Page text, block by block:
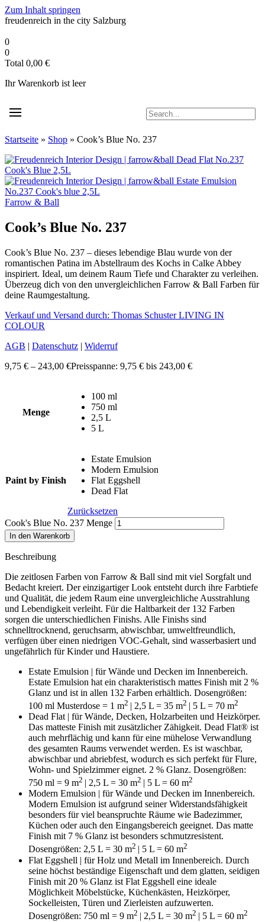
Zum Inhalt springen
freudenreich in the city Salzburg
0
0
Total 0,00 €
Ihr Warenkorb ist leer
Startseite » Shop » Cook’s Blue No. 237
Farrow & Ball
Cook’s Blue No. 237
Cook’s Blue No. 237 – dieses lebendige Blau wurde von der
romantischen Patina im Abstellraum des Kochs in Calke Abbey
inspiriert. Ideal, um deinem Raum Tiefe und Charakter zu verleihen.
Überzeug dich von den unvergleichlichen Farrow & Ball Farben für
deine Raumgestaltung.
Verkauf und Versand durch: Thomas Schuster LIVING IN
COLOUR
AGB | Datenschutz | Widerruf
9,75 € – 243,00 €Preisspanne: 9,75 € bis 243,00 €
Menge
100 ml
750 ml
2,5 L
5 L
Paint by Finish
Estate Emulsion
Modern Emulsion
Flat Eggshell
Dead Flat
Zurücksetzen
Cook's Blue No. 237 Menge
In den Warenkorb
Beschreibung
Die zeitlosen Farben von Farrow & Ball sind mit viel Sorgfalt und
Bedacht kreiert. Der einzigartiger Look entsteht durch ihre Farbtiefe
und Qualität, die jedem Raum eine unvergleichliche Ausstrahlung
und Lebendigkeit verleiht. Für die Haltbarkeit der 132 Farben
sorgen die unterschiedlichen Finishs. Alle Finishs sind
schnelltrocknend, geruchsarm, abwischbar, umweltfreundlich,
verfügen über einen niedrigen VOC-Gehalt, sind wasserbasiert und
ungefährlich für Kinder und Haustiere.
Estate Emulsion | für Wände und Decken im Innenbereich.
Estate Emulsion hat ein charakteristisch mattes Finish mit 2 %
Glanz und ist in allen 132 Farben erhältlich. Dosengrößen:
100 ml Musterdose = 1 m2 | 2,5 L = 35 m2 | 5 L = 70 m2
Dead Flat | für Wände, Decken, Holzarbeiten und Heizkörper.
Das matteste Finish mit zusätzlicher Zähigkeit. Dead Flat® ist
auch mehrflächig und kann für eine mühelose Verwandlung
des gesamten Raums verwendet werden. Es ist waschbar,
abwischbar und abriebfest, wodurch es sich perfekt für Flure,
Wohn- und Spielzimmer eignet. 2 % Glanz. Dosengrößen:
750 ml = 9 m2 | 2,5 L = 30 m2 | 5 L = 60 m2
Modern Emulsion | für Wände und Decken im Innenbereich.
Modern Emulsion ist aufgrund seiner Widerstandsfähigkeit
besonders für viel beanspruchte Räume wie Badezimmer,
Küchen oder auch den Eingangsbereich geeignet. Das matte
Finish mit 7 % Glanz ist besonders schmutzresistent.
Dosengrößen: 2,5 L = 30 m2 | 5 L = 60 m2
Flat Eggshell | für Holz und Metall im Innenbereich. Durch
seine höchst beständige Eigenschaft und dem glatten, seidigen
Finish mit 20 % Glanz ist Flat Eggshell eine ideale
Möglichkeit Möbelstücke, Küchenkästen, Heizkörper,
Sockelleisten, Türen und Zierleisten aufzuwerten.
Dosengrößen: 750 ml = 9 m2 | 2,5 L = 30 m2 | 5 L = 60 m2